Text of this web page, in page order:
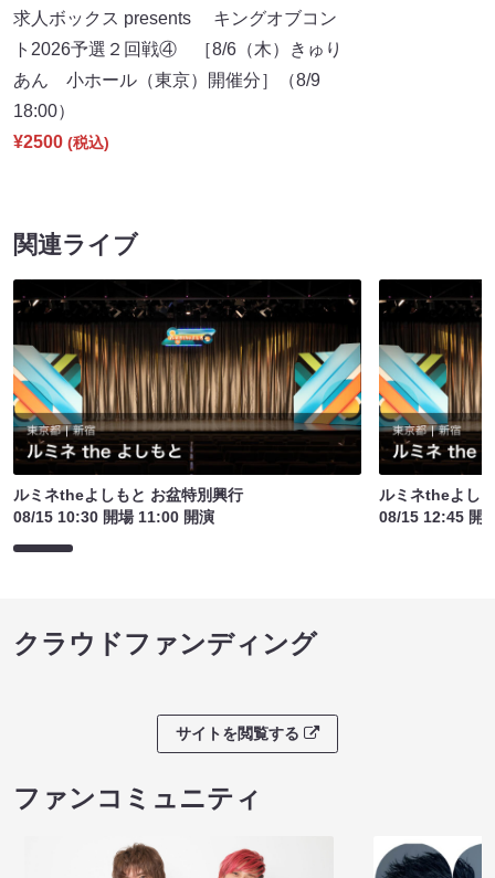
求人ボックス presents キングオブコン
ト2026予選２回戦④ ［8/6（木）きゅり
あん 小ホール（東京）開催分］（8/9
18:00）
¥2500 (税込)
関連ライブ
ルミネtheよしもと お盆特別興行
08/15 10:30 開場 11:00 開演
ルミネtheよし
08/15 12:45 開
クラウドファンディング
サイトを閲覧する
ファンコミュニティ